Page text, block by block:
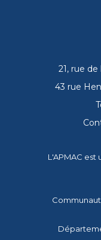
21, rue
43 rue
L'APMAC est